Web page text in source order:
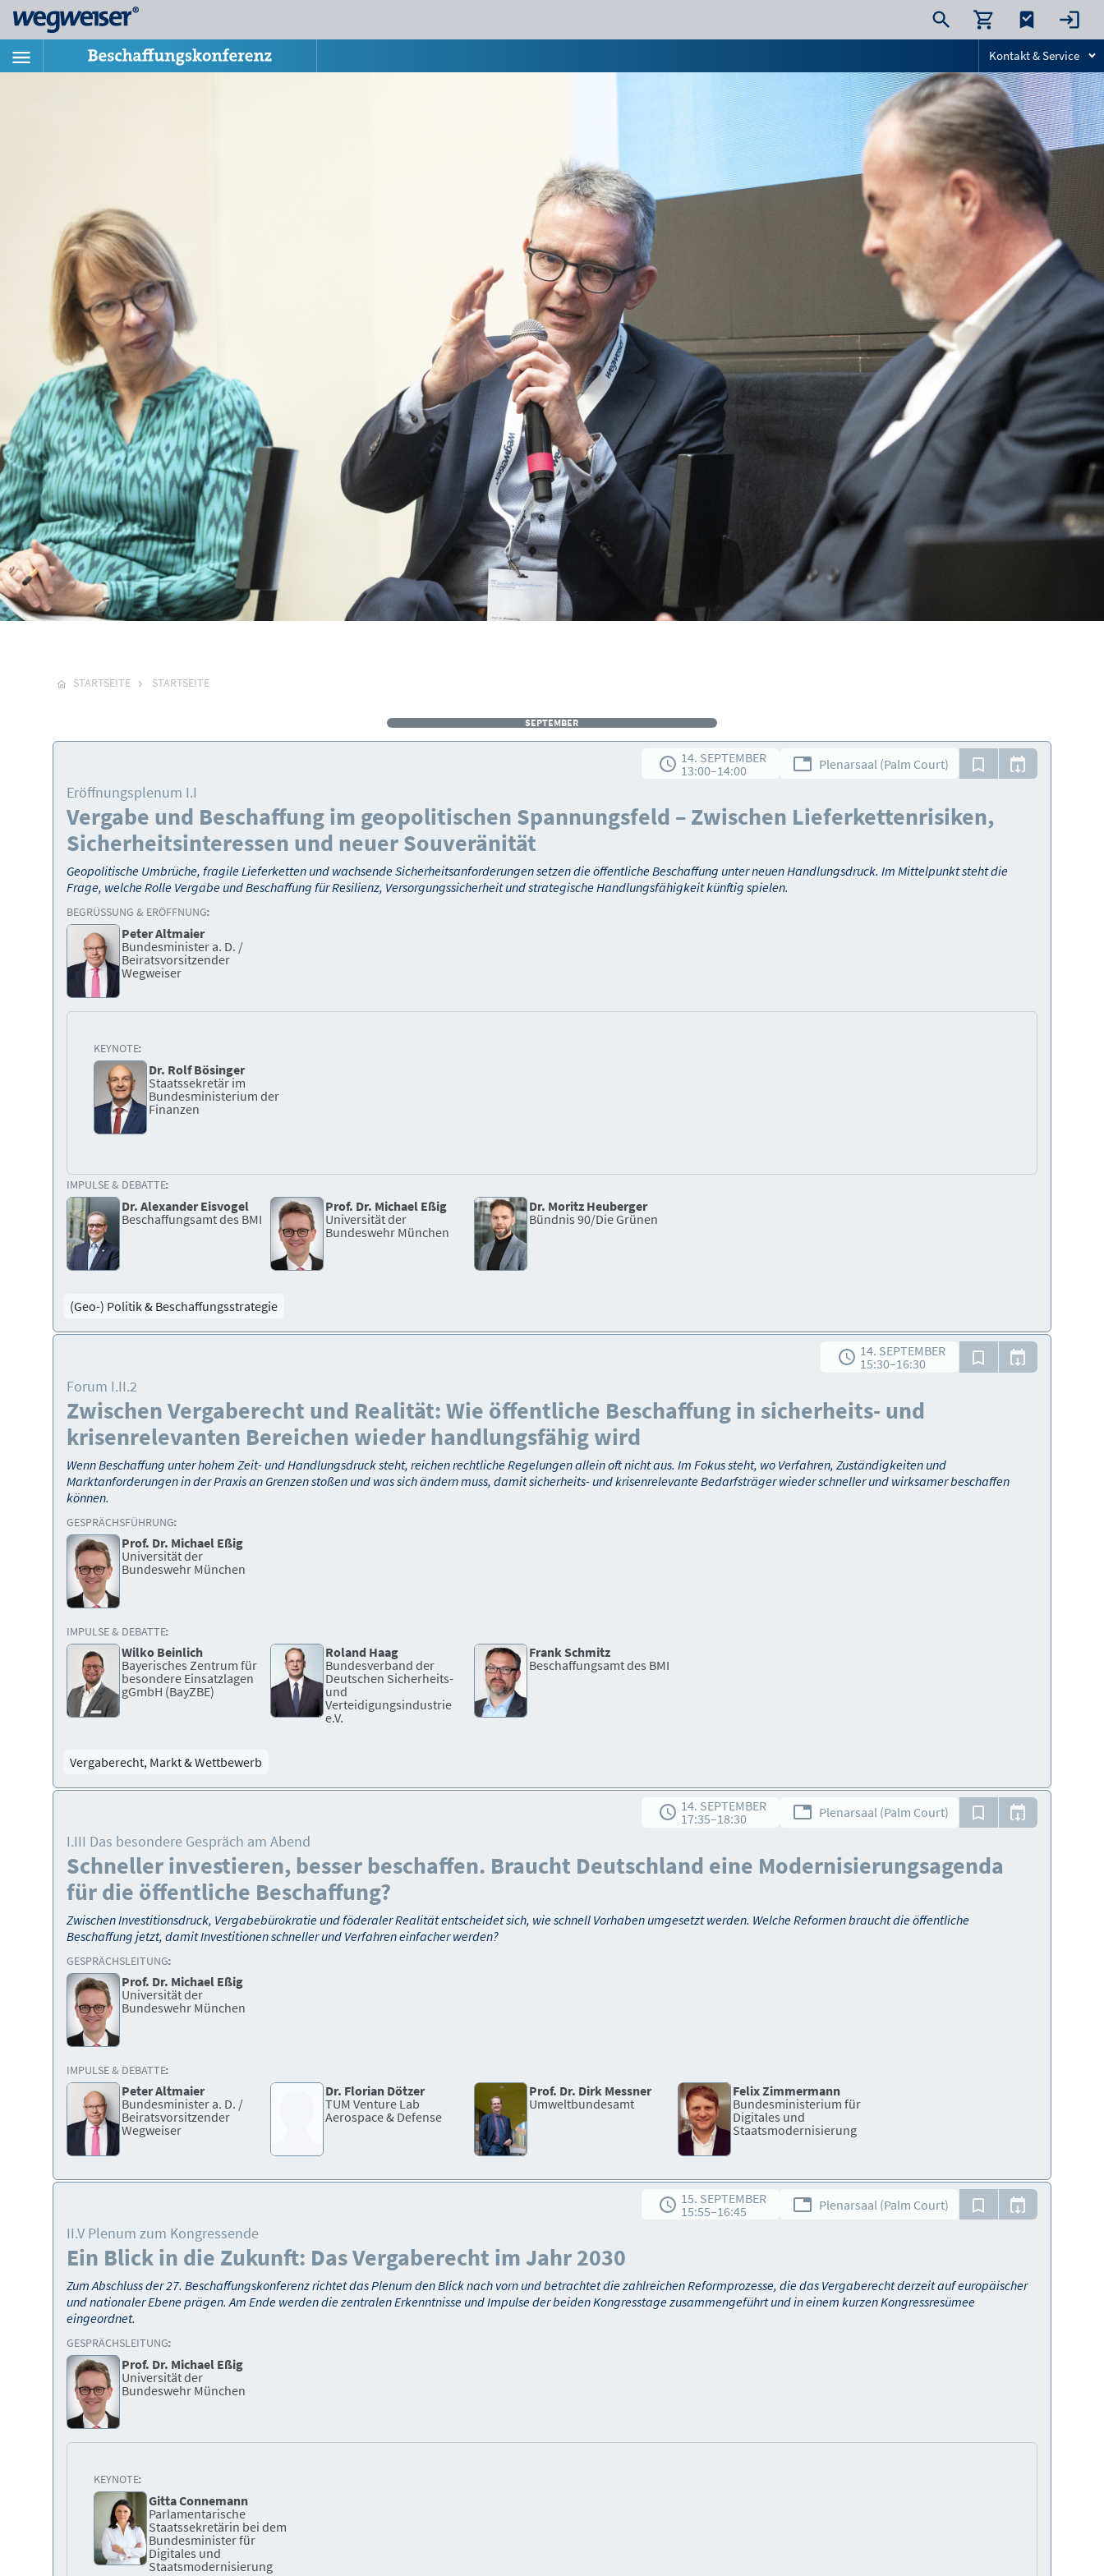
Kontakt & Service
STARTSEITE STARTSEITE
SEPTEMBER
14. SEPTEMBER
13:00–14:00 Plenarsaal (Palm Court)
Eröffnungsplenum I.I
Vergabe und Beschaffung im geopolitischen Spannungsfeld – Zwischen Lieferkettenrisiken,
Sicherheitsinteressen und neuer Souveränität
Geopolitische Umbrüche, fragile Lieferketten und wachsende Sicherheitsanforderungen setzen die öffentliche Beschaffung unter neuen Handlungsdruck. Im Mittelpunkt steht die
Frage, welche Rolle Vergabe und Beschaffung für Resilienz, Versorgungssicherheit und strategische Handlungsfähigkeit künftig spielen.
BEGRÜSSUNG & ERÖFFNUNG:
Peter Altmaier
Bundesminister a. D. /
Beiratsvorsitzender
Wegweiser
KEYNOTE:
Dr. Rolf Bösinger
Staatssekretär im
Bundesministerium der
Finanzen
IMPULSE & DEBATTE:
Dr. Alexander Eisvogel
Beschaffungsamt des BMI
Prof. Dr. Michael Eßig
Universität der
Bundeswehr München
Dr. Moritz Heuberger
Bündnis 90/Die Grünen
(Geo-) Politik & Beschaffungsstrategie
14. SEPTEMBER
15:30–16:30
Forum I.II.2
Zwischen Vergaberecht und Realität: Wie öffentliche Beschaffung in sicherheits- und
krisenrelevanten Bereichen wieder handlungsfähig wird
Wenn Beschaffung unter hohem Zeit- und Handlungsdruck steht, reichen rechtliche Regelungen allein oft nicht aus. Im Fokus steht, wo Verfahren, Zuständigkeiten und
Marktanforderungen in der Praxis an Grenzen stoßen und was sich ändern muss, damit sicherheits- und krisenrelevante Bedarfsträger wieder schneller und wirksamer beschaffen
können.
GESPRÄCHSFÜHRUNG:
Prof. Dr. Michael Eßig
Universität der
Bundeswehr München
IMPULSE & DEBATTE:
Wilko Beinlich
Bayerisches Zentrum für
besondere Einsatzlagen
gGmbH (BayZBE)
Roland Haag
Bundesverband der
Deutschen Sicherheits-
und
Verteidigungsindustrie
e.V.
Frank Schmitz
Beschaffungsamt des BMI
Vergaberecht, Markt & Wettbewerb
14. SEPTEMBER
17:35–18:30 Plenarsaal (Palm Court)
I.III Das besondere Gespräch am Abend
Schneller investieren, besser beschaffen. Braucht Deutschland eine Modernisierungsagenda
für die öffentliche Beschaffung?
Zwischen Investitionsdruck, Vergabebürokratie und föderaler Realität entscheidet sich, wie schnell Vorhaben umgesetzt werden. Welche Reformen braucht die öffentliche
Beschaffung jetzt, damit Investitionen schneller und Verfahren einfacher werden?
GESPRÄCHSLEITUNG:
Prof. Dr. Michael Eßig
Universität der
Bundeswehr München
IMPULSE & DEBATTE:
Peter Altmaier
Bundesminister a. D. /
Beiratsvorsitzender
Wegweiser
Bild
Dr. Florian Dötzer
TUM Venture Lab
Aerospace & Defense
Prof. Dr. Dirk Messner
Umweltbundesamt
Felix Zimmermann
Bundesministerium für
Digitales und
Staatsmodernisierung
15. SEPTEMBER
15:55–16:45 Plenarsaal (Palm Court)
II.V Plenum zum Kongressende
Ein Blick in die Zukunft: Das Vergaberecht im Jahr 2030
Zum Abschluss der 27. Beschaffungskonferenz richtet das Plenum den Blick nach vorn und betrachtet die zahlreichen Reformprozesse, die das Vergaberecht derzeit auf europäischer
und nationaler Ebene prägen. Am Ende werden die zentralen Erkenntnisse und Impulse der beiden Kongresstage zusammengeführt und in einem kurzen Kongressresümee
eingeordnet.
GESPRÄCHSLEITUNG:
Prof. Dr. Michael Eßig
Universität der
Bundeswehr München
KEYNOTE:
Gitta Connemann
Parlamentarische
Staatssekretärin bei dem
Bundesminister für
Digitales und
Staatsmodernisierung